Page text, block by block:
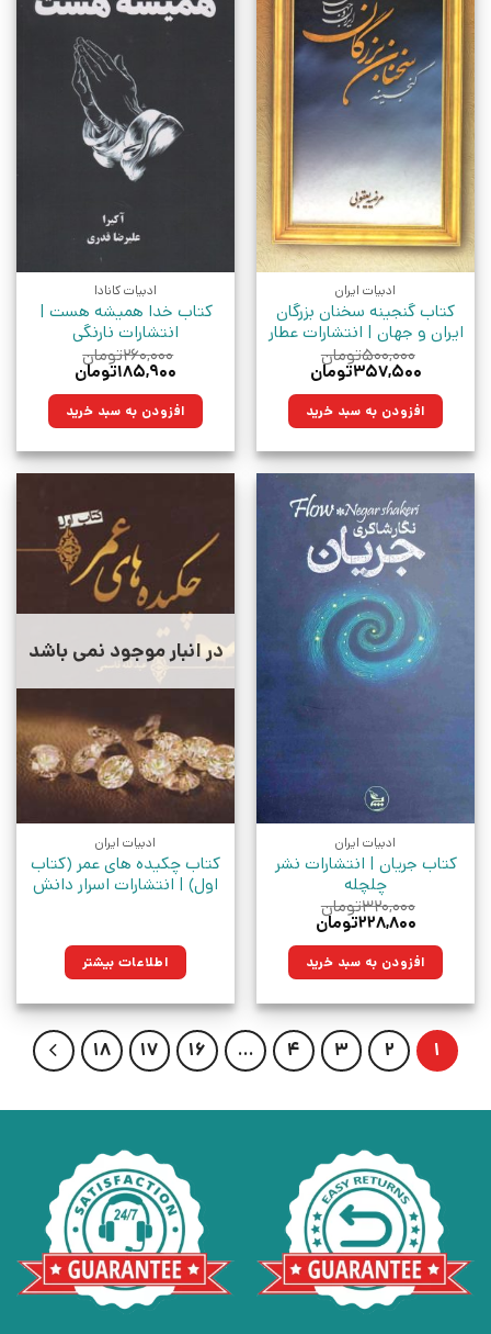
ادبیات ایران
کتاب گنجینه سخنان بزرگان
ایران و جهان | انتشارات عطار
۵۰۰,۰۰۰تومان
قیمت
۵۰۰,۰۰۰تومان
بود.
۳۵۷,۵۰۰تومان
۳۵۷,۵۰۰تومان.افزودن به سبد خرید
ادبیات کانادا
کتاب خدا همیشه هست |
انتشارات نارنگی
۲۶۰,۰۰۰تومان
قیمت
۲۶۰,۰۰۰تومان
بود.
۱۸۵,۹۰۰تومان
۱۸۵,۹۰۰تومان.افزودن به سبد خرید
ادبیات ایران
کتاب جریان | انتشارات نشر
چلچله
۳۲۰,۰۰۰تومان
قیمت
۳۲۰,۰۰۰تومان
بود.
۲۲۸,۸۰۰تومان
۲۲۸,۸۰۰تومان.افزودن به سبد خرید
در انبار موجود نمی باشد
ادبیات ایران
کتاب چکیده های عمر (کتاب
اول) | انتشارات اسرار دانش
اطلاعات بیشتر
1
2
3
4
…
16
17
18